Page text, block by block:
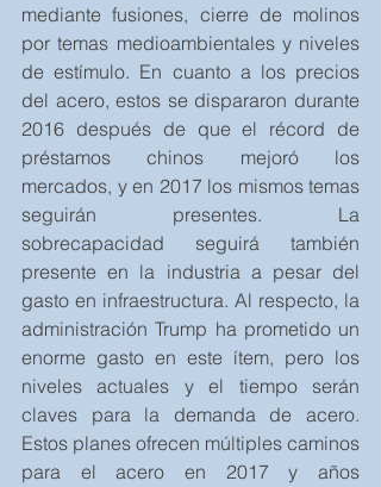
mediante fusiones, cierre de molinos
por temas medioambientales y niveles
de estímulo. En cuanto a los precios
del acero, estos se dispararon durante
2016 después de que el récord de
préstamos chinos mejoró los
mercados, y en 2017 los mismos temas
seguirán presentes. La
sobrecapacidad seguirá también
presente en la industria a pesar del
gasto en infraestructura. Al respecto, la
administración Trump ha prometido un
enorme gasto en este ítem, pero los
niveles actuales y el tiempo serán
claves para la demanda de acero.
Estos planes ofrecen múltiples caminos
para el acero en 2017 y años